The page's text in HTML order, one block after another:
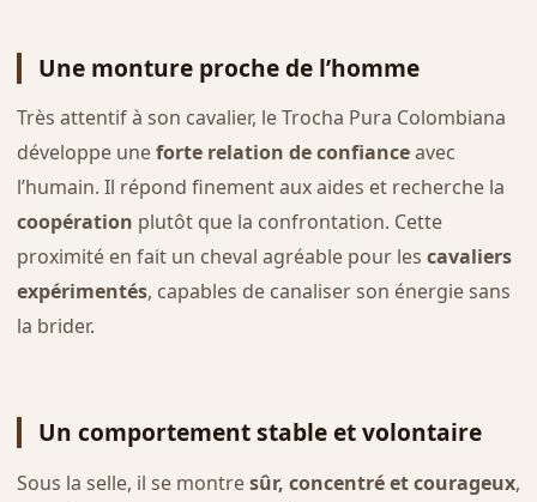
Une monture proche de l’homme
Très attentif à son cavalier, le Trocha Pura Colombiana
développe uneforte relation de confianceavec
l’humain. Il répond finement aux aides et recherche la
coopération plutôt que la confrontation. Cette
proximité en fait un cheval agréable pour les cavaliers
expérimentés, capables de canaliser son énergie sans
la brider.
Un comportement stable et volontaire
Sous la selle, il se montresûr, concentré et courageux,